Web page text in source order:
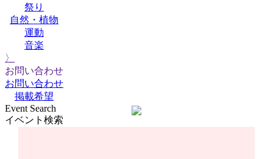
祭り
自然・植物
運動
音楽
〉
お問い合わせ
お問い合わせ
掲載希望
Event Search
イベント検索